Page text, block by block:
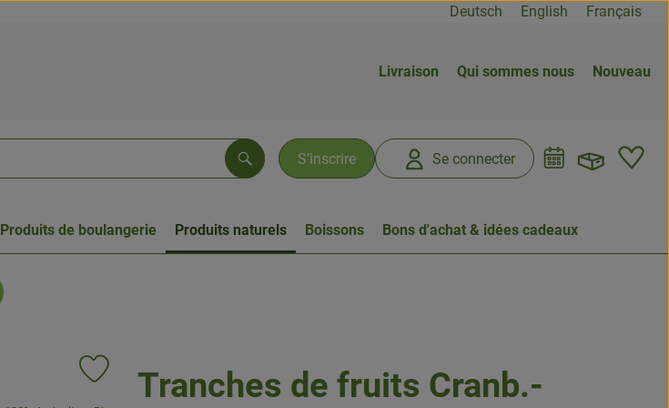
Deutsch English Français
Livraison Qui sommes nous Nouveau
S’inscrire Se connecter
Rechercher
Produits de boulangerie Produits naturels Boissons Bons d'achat & idées cadeaux
Tranches de fruits Cranb.-
Ajouter le produit aux favoris